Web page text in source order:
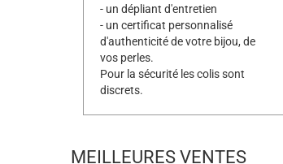
- un dépliant d'entretien
- un certificat personnalisé
d'authenticité de votre bijou, de
vos perles.
Pour la sécurité les colis sont
discrets.
MEILLEURES VENTES